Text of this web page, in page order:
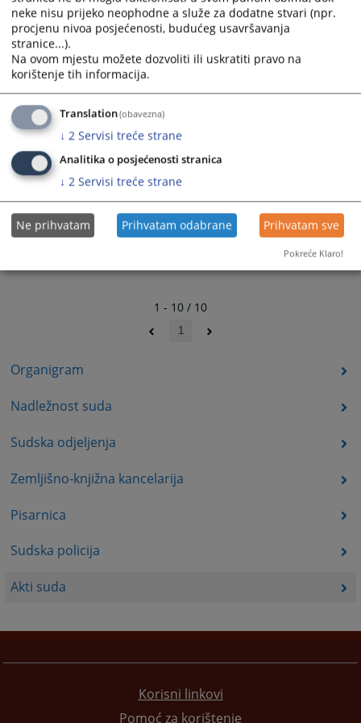
Organigram
Nadležnost suda
Sudska odjeljenja
Zemljišno-knjižna kancelarija
Pisarnica
Sudska policija
Akti suda
15.03.2019.
namještenika u Općinskom sudu u Visokom
15.09.2016.
Odluka o izradi plana integriteta
17.05.2016.
Pravilnik o orijentacionim mjerilima za rad sudija i stručnih
saradnika u sudovima u Bosni i Hercegovini
1 - 10 / 10
1
Korisni linkovi
Pomoć za korištenje
neke nisu prijeko neophodne a služe za dodatne stvari (npr.
procjenu nivoa posjećenosti, budućeg usavršavanja
stranice...).
Na ovom mjestu možete dozvoliti ili uskratiti pravo na
korištenje tih informacija.
Translation(obavezna)
↓ 2 Servisi treće strane
Analitika o posjećenosti stranica
↓ 2 Servisi treće strane
Ne prihvatam Prihvatam odabrane Prihvatam sve
Pokreće Klaro!